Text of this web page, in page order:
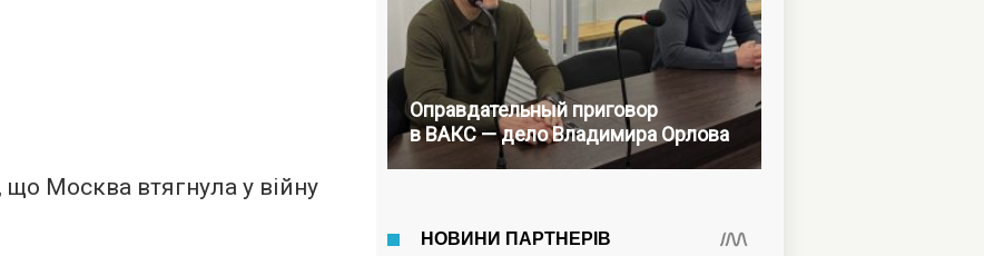
Москва втягнула у війну
Оправдательный приговор
в ВАКС — дело Владимира Орлова